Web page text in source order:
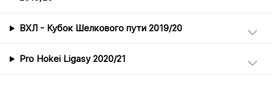
ВХЛ - Кубок Шелкового пути 2019/20
Pro Hokei Ligasy 2020/21